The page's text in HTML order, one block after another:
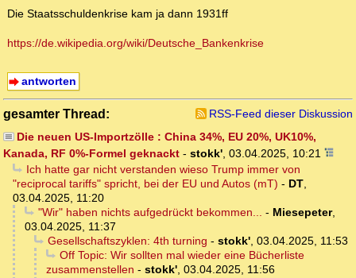
Die Staatsschuldenkrise kam ja dann 1931ff
https://de.wikipedia.org/wiki/Deutsche_Bankenkrise
antworten
gesamter Thread:
RSS-Feed dieser Diskussion
Die neuen US-Importzölle : China 34%, EU 20%, UK10%,
Kanada, RF 0%-Formel geknackt - stokk', 03.04.2025, 10:21
Ich hatte gar nicht verstanden wieso Trump immer von
"reciprocal tariffs" spricht, bei der EU und Autos (mT) - DT,
03.04.2025, 11:20
"Wir" haben nichts aufgedrückt bekommen... - Miesepeter,
03.04.2025, 11:37
Gesellschaftszyklen: 4th turning - stokk', 03.04.2025, 11:53
Off Topic: Wir sollten mal wieder eine Bücherliste
zusammenstellen - stokk', 03.04.2025, 11:56